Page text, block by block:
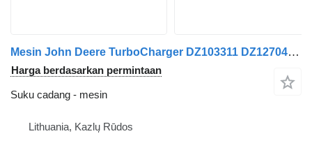
Mesin John Deere TurboCharger DZ103311 DZ127047 DZ101200 RE548400
Harga berdasarkan permintaan
Suku cadang - mesin
Lithuania, Kazlų Rūdos